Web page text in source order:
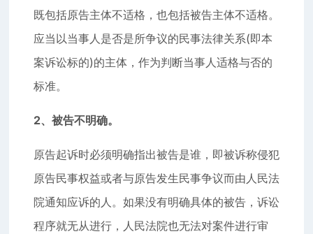
既包括原告主体不适格，也包括被告主体不适格。
应当以当事人是否是所争议的民事法律关系(即本
案诉讼标的)的主体，作为判断当事人适格与否的
标准。
2、被告不明确。
原告起诉时必须明确指出被告是谁，即被诉称侵犯
原告民事权益或者与原告发生民事争议而由人民法
院通知应诉的人。如果没有明确具体的被告，诉讼
程序就无从进行，人民法院也无法对案件进行审